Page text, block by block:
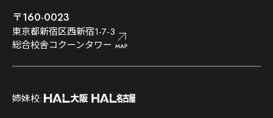
〒160-0023
東京都新宿区西新宿1-7-3
総合校舎コクーンタワー
;
姉妹校: